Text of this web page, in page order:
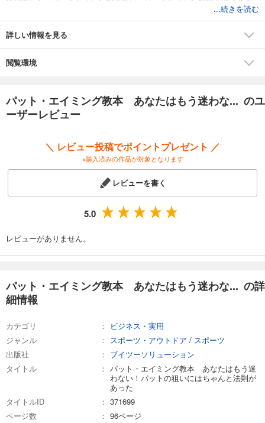
のは何もありません。「できるわけないよ」という観念さえ捨てれば、
プロ並のパッティング技術を習得することは「夢」ではなく現実の努力
「目標」にすることができるはずなのです。本書では、ゴルフ上達に必
計算から理論体系で説明しています。 （※紙本（B5サイズ）のまま電子
...続きを読む
詳しい情報を見る
閲覧環境
パット・エイミング教本 あなたはもう迷わな... のユ
ーザーレビュー
＼ レビュー投稿でポイントプレゼント ／
※購入済みの作品が対象となります
レビューを書く
5.0
レビューがありません。
パット・エイミング教本 あなたはもう迷わな... の詳
細情報
カテゴリ
ビジネス・実用
ジャンル
スポーツ・アウトドア / スポーツ
出版社
ブイツーソリューション
タイトル
パット・エイミング教本 あなたはもう迷
わない！パットの狙いにはちゃんと法則が
あった
タイトルID
371699
ページ数
96ページ